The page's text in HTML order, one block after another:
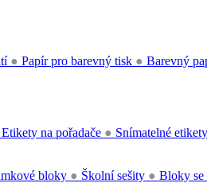
● Papír pro barevný tisk ● Barevný
Etikety na pořadače ● Snímatelné etikety
bloky ● Školní sešity ● Bloky se